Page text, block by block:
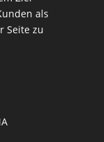
als
Seite zu